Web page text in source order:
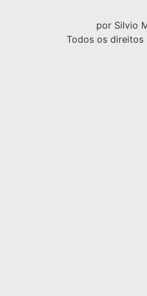
por Silvio
Todos os direitos